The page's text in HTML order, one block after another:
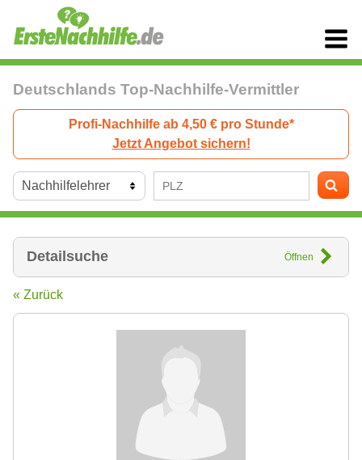
Deutschlands Top-Nachhilfe-Vermittler
Profi-Nachhilfe ab 4,50 € pro Stunde*
Jetzt Angebot sichern!
Detailsuche Öffnen
« Zurück